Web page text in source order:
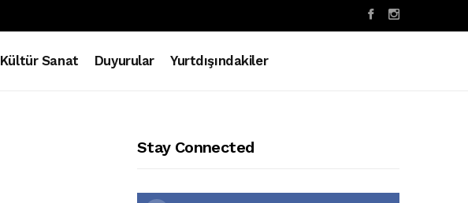
Kültür Sanat Duyurular Yurtdışındakiler
Stay Connected